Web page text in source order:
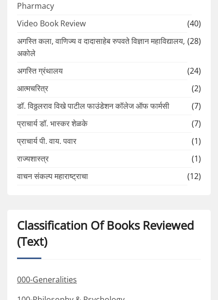
Pharmacy
Video Book Review
(40)
अगस्ति कला, वाणिज्य व दादासाहेब रुपवते विज्ञान महाविद्यालय,
अकोले
(28)
अगस्ति ग्रंथालय
(24)
आत्मचरित्र
(2)
डॉ. विठ्ठलराव विखे पाटील फाउंडेशन कॉलेज ऑफ फार्मसी
(7)
प्राचार्य डॉ. भास्कर शेळके
(7)
प्राचार्य पी. वाय. पवार
(1)
राज्यशास्त्र
(1)
वाचन संकल्प महाराष्ट्राचा
(12)
Classification Of Books Reviewed
(Text)
000-Generalities